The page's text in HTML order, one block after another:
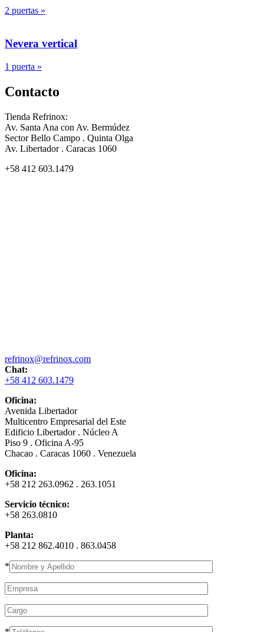
2 puertas »
Nevera vertical
1 puerta »
Contacto
Tienda Refrinox:
Av. Santa Ana con Av. Bermúdez
Sector Bello Campo . Quinta Olga
Av. Libertador . Caracas 1060
+58 412 603.1479
refrinox@refrinox.com
Chat:
+58 412 603.1479
Oficina:
Avenida Libertador
Multicentro Empresarial del Este
Edificio Libertador . Núcleo A
Piso 9 . Oficina A-95
Chacao . Caracas 1060 . Venezuela
Oficina:
+58 212 263.0962 . 263.1051
Servicio técnico:
+58 263.0810
Planta:
+58 212 862.4010 . 863.0458
*